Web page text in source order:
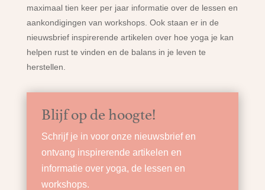
maximaal tien keer per jaar informatie over de lessen en
aankondigingen van workshops. Ook staan er in de
nieuwsbrief inspirerende artikelen over hoe yoga je kan
helpen rust te vinden en de balans in je leven te
herstellen.
Blijf op de hoogte!
Schrijf je in voor onze nieuwsbrief en
ontvang inspirerende artikelen en
informatie over yoga, de lessen en
workshops.